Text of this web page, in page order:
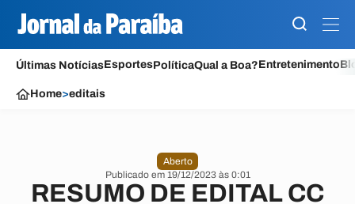
Últimas NotíciasEsportesPolíticaQual a Boa?Entretenimento
Home>editais
Aberto
Publicado em 19/12/2023 às 0:01
RESUMO DE EDITAL CC